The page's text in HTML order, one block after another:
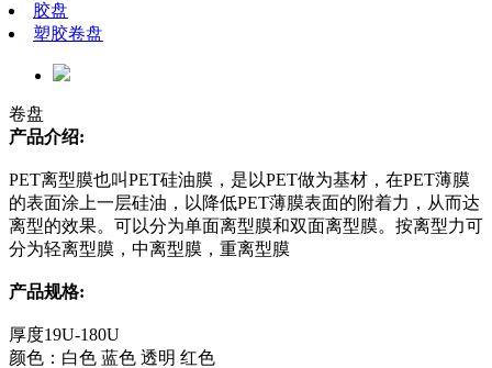
胶盘
塑胶卷盘
卷盘
产品介绍:
PET离型膜也叫PET硅油膜，是以PET做为基材，在PET薄膜
的表面涂上一层硅油，以降低PET薄膜表面的附着力，从而达
离型的效果。可以分为单面离型膜和双面离型膜。按离型力可
分为轻离型膜，中离型膜，重离型膜
产品规格:
厚度19U-180U
颜色：白色 蓝色 透明 红色